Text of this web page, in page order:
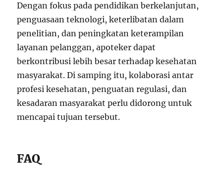
Dengan fokus pada pendidikan berkelanjutan,
penguasaan teknologi, keterlibatan dalam
penelitian, dan peningkatan keterampilan
layanan pelanggan, apoteker dapat
berkontribusi lebih besar terhadap kesehatan
masyarakat. Di samping itu, kolaborasi antar
profesi kesehatan, penguatan regulasi, dan
kesadaran masyarakat perlu didorong untuk
mencapai tujuan tersebut.
FAQ